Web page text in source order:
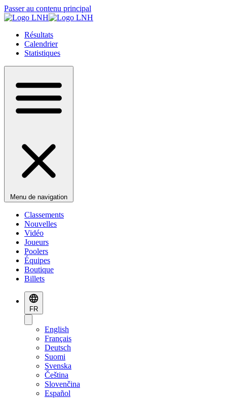
Passer au contenu principal
Résultats
Calendrier
Statistiques
Menu de navigation
Classements
Nouvelles
Vidéo
Joueurs
Poolers
Équipes
Boutique
Billets
FR
English
Français
Deutsch
Suomi
Svenska
Čeština
Slovenčina
Español